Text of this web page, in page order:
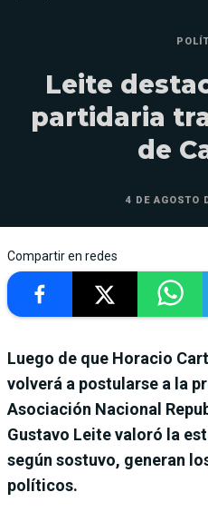
Leite
partidaria
de
4 DE AGOSTO
Compartir en redes
Luego de que Horacio
volverá a postularse a la
Asociación Nacional
Gustavo Leite valoró la
según sostuvo, generan
políticos.